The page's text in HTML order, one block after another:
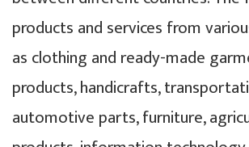
products and services from
as clothing and ready-made
products, handicrafts,
automotive parts, furniture,